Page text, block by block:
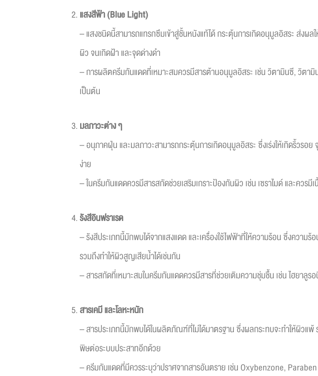
แสงสีฟ้า(Blue Light)
– แสงชนิดนี้สามารถแทรกซึมเข้าสู่ชั้นหนังแท้ได้ กระตุ้นการเกิดอนุมูลอิสระ ส่งผ
ผิว จนเกิดฝ้า และจุดด่างดำ
– การผลิตครีมกันแดดที่เหมาะสมควรมีสารต้านอนุมูลอิสระ เช่น วิตามินซี, วิต
เป็นต้น
มลภาวะต่าง ๆ
– อนุภาคฝุ่น และมลภาวะสามารถกระตุ้นการเกิดอนุมูลอิสระ ซึ่งเร่งให้เกิดริ้วร
ง่าย
– ในครีมกันแดดควรมีสารสกัดช่วยเสริมเกราะป้องกันผิว เช่น เซราไมด์ และควร
รังสีอินฟราเรด
– รังสีประเภทนี้มักพบได้จากแสงแดด และเครื่องใช้ไฟฟ้าที่ให้ความร้อน ซึ่งควา
รวมถึงทำให้ผิวสูญเสียน้ำได้เช่นกัน
– สารสกัดที่เหมาะสมในครีมกันแดดควรมีสารที่ช่วยเติมความชุ่มชื้น เช่น ไฮยา
สารเคมี และโลหะหนัก
– สารประเภทนี้มักพบได้ในผลิตภัณฑ์ที่ไม่ได้มาตรฐาน ซึ่งผลกระทบจะทำให้ผิวแพ้
พิษต่อระบบประสาทอีกด้วย
– ครีมกันแดดที่มีควรระบุว่าปราศจากสารอันตราย เช่น Oxybenzone,